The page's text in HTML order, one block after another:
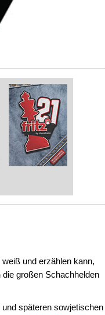
und erzählen kann,
großen Schachhelden
späteren sowjetischen